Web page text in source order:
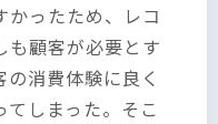
ったため、レコ
も顧客が必要とす
消費体験に良く
しまった。そこ